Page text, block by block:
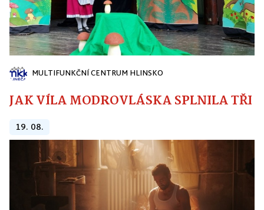
MULTIFUNKČNÍ CENTRUM HLINSKO
JAK VÍLA MODROVLÁSKA SPLNILA
19. 08.